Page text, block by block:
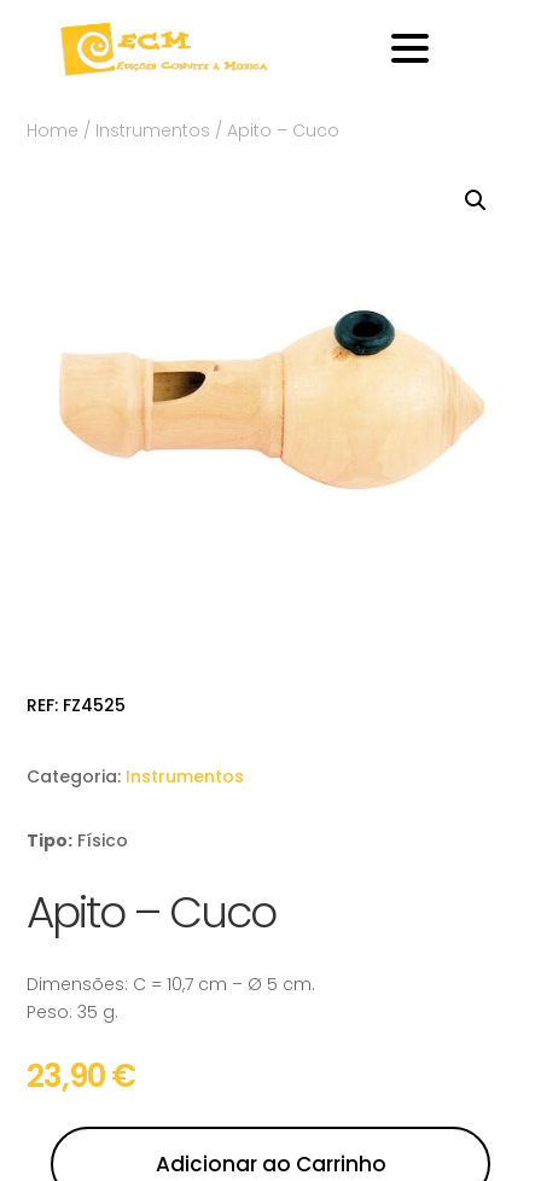
Home / Instrumentos / Apito – Cuco
REF: FZ4525
Categoria: Instrumentos
Tipo: Físico
Apito – Cuco
Dimensões: C = 10,7 cm – Ø 5 cm.
Peso: 35 g.
23,90€
Adicionar ao Carrinho